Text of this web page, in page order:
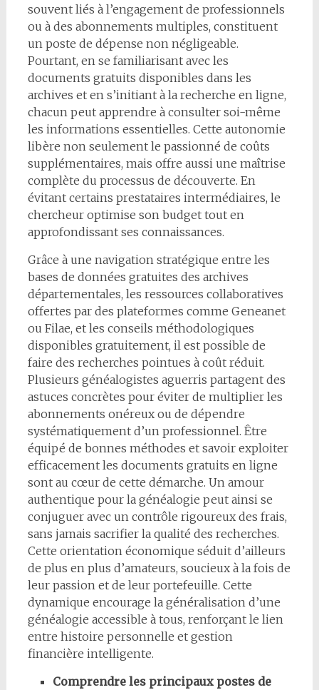
souvent liés à l’engagement de professionnels
ou à des abonnements multiples, constituent
un poste de dépense non négligeable.
Pourtant, en se familiarisant avec les
documents gratuits disponibles dans les
archives et en s’initiant à la recherche en ligne,
chacun peut apprendre à consulter soi-même
les informations essentielles. Cette autonomie
libère non seulement le passionné de coûts
supplémentaires, mais offre aussi une maîtrise
complète du processus de découverte. En
évitant certains prestataires intermédiaires, le
chercheur optimise son budget tout en
approfondissant ses connaissances.
Grâce à une navigation stratégique entre les
bases de données gratuites des archives
départementales, les ressources collaboratives
offertes par des plateformes comme Geneanet
ou Filae, et les conseils méthodologiques
disponibles gratuitement, il est possible de
faire des recherches pointues à coût réduit.
Plusieurs généalogistes aguerris partagent des
astuces concrètes pour éviter de multiplier les
abonnements onéreux ou de dépendre
systématiquement d’un professionnel. Être
équipé de bonnes méthodes et savoir exploiter
efficacement les documents gratuits en ligne
sont au cœur de cette démarche. Un amour
authentique pour la généalogie peut ainsi se
conjuguer avec un contrôle rigoureux des frais,
sans jamais sacrifier la qualité des recherches.
Cette orientation économique séduit d’ailleurs
de plus en plus d’amateurs, soucieux à la fois de
leur passion et de leur portefeuille. Cette
dynamique encourage la généralisation d’une
généalogie accessible à tous, renforçant le lien
entre histoire personnelle et gestion
financière intelligente.
Comprendre les principaux postes de